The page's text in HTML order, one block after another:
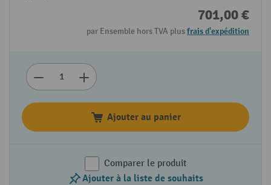
701,00 €
par Ensemble hors TVA plusfrais d'expédition
Ajouter au panier
Comparer le produit
Ajouter à la liste de souhaits